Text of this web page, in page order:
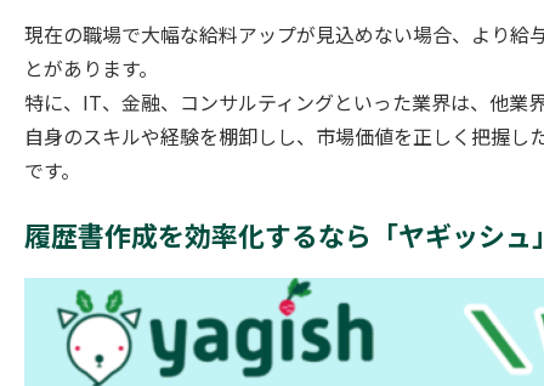
現在の職場で大幅な給料アップが見込めない場合、より
とがあります。
特に、IT、金融、コンサルティングといった業界は、他業
自身のスキルや経験を棚卸しし、市場価値を正しく把握
です。
履歴書作成を効率化するなら「ヤギッシ